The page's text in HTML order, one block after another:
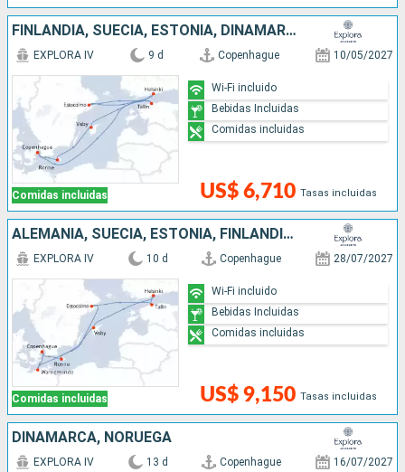
FINLANDIA, SUECIA, ESTONIA, DINAMARCA
Comidas incluidas
EXPLORA IV 9 d Copenhague 10/05/2027
US$ 6,710 Tasas incluidas
Wi-Fi incluido
Bebidas Incluidas
Comidas incluidas
ALEMANIA, SUECIA, ESTONIA, FINLANDIA, DINAMARCA
Comidas incluidas
EXPLORA IV 10 d Copenhague 28/07/2027
US$ 9,150 Tasas incluidas
Wi-Fi incluido
Bebidas Incluidas
Comidas incluidas
DINAMARCA, NORUEGA
EXPLORA IV 13 d Copenhague 16/07/2027